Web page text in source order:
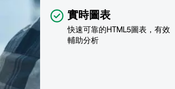
實時圖表
快速可靠的HTML5圖表，有效
輔助分析